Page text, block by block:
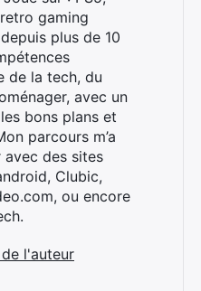
gaming
plus de 10
de la tech, du
avec un
bons plans et
parcours m’a
des sites
Clubic,
ou encore
l'auteur